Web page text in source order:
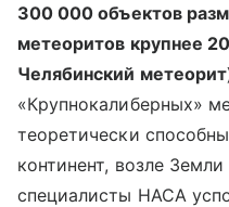
300 000 объектов
метеоритов крупнее
Челябинский
«Крупнокалиберных»
теоретически
континент, возле
специалисты НАСА